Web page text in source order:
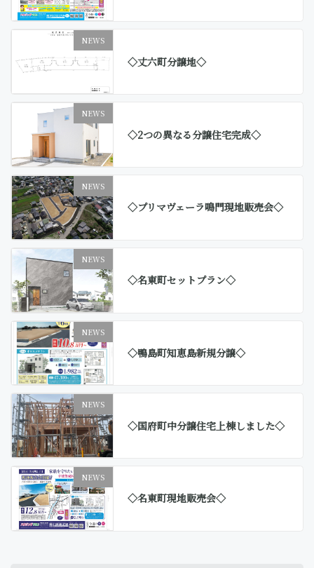
NEWS
◇丈六町分譲地◇
NEWS
◇2つの異なる分譲住宅完成◇
NEWS
◇プリマヴェーラ鳴門現地販売会◇
NEWS
◇名東町セットプラン◇
NEWS
◇鴨島町知恵島新規分譲◇
NEWS
◇国府町中分譲住宅上棟しました◇
NEWS
◇名東町現地販売会◇